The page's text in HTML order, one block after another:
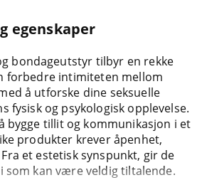
egenskaper
bondageutstyr tilbyr en rekke
forbedre intimiteten mellom
å utforske dine seksuelle
fysisk og psykologisk opplevelse.
bygge tillit og kommunikasjon i et
produkter krever åpenhet,
et estetisk synspunkt, gir de
som kan være veldig tiltalende.